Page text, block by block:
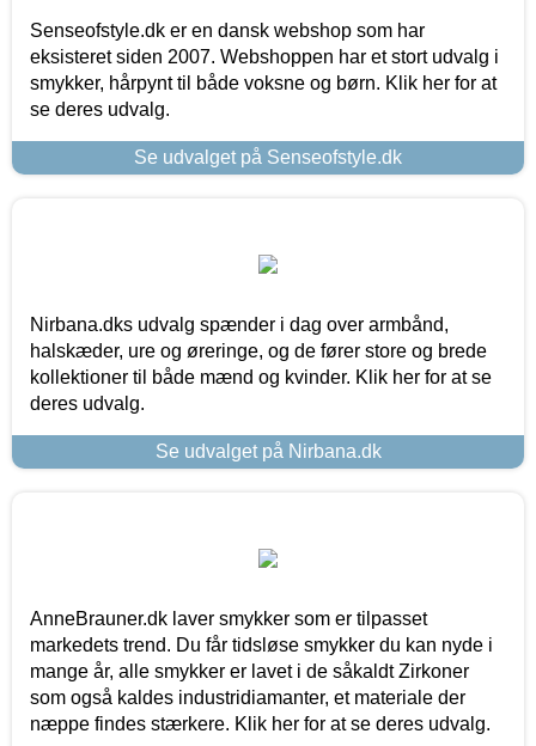
Senseofstyle.dk er en dansk webshop som har
eksisteret siden 2007. Webshoppen har et stort udvalg i
smykker, hårpynt til både voksne og børn. Klik her for at
se deres udvalg.
Se udvalget på Senseofstyle.dk
Nirbana.dks udvalg spænder i dag over armbånd,
halskæder, ure og øreringe, og de fører store og brede
kollektioner til både mænd og kvinder. Klik her for at se
deres udvalg.
Se udvalget på Nirbana.dk
AnneBrauner.dk laver smykker som er tilpasset
markedets trend. Du får tidsløse smykker du kan nyde i
mange år, alle smykker er lavet i de såkaldt Zirkoner
som også kaldes industridiamanter, et materiale der
næppe findes stærkere. Klik her for at se deres udvalg.